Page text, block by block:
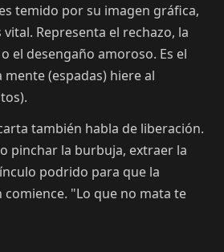
temido por su imagen gráfica,
Representa el rechazo, la
el desengaño amoroso. Es el
(espadas) hiere al
también habla de liberación.
pinchar la burbuja, extraer la
podrido para que la
"Lo que no mata te